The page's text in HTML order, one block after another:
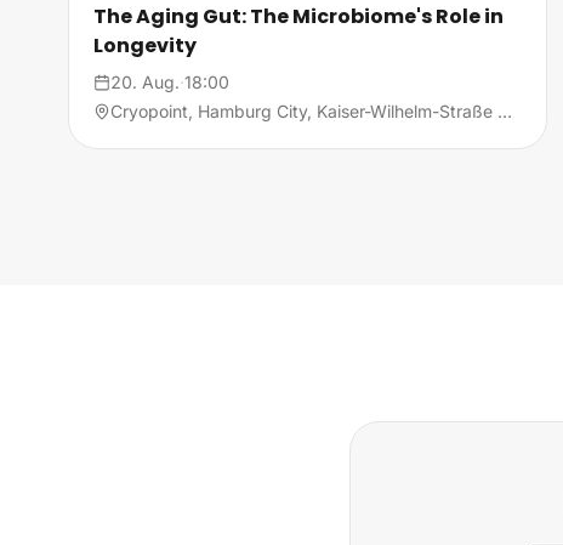
The Aging Gut: The Microbiome's Role in
Longevity
20. Aug.·18:00
Cryopoint, Hamburg City, Kaiser-Wilhelm-Straße 9, 20355 Hamburg